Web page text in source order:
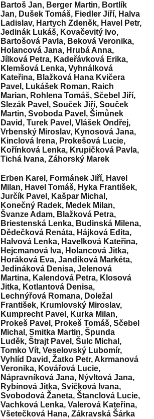
Bartoš Jan, Berger Martin, Bortlík
Jan, Dušek Tomáš, Fiedler Jiří, Halva
Ladislav, Hartych Zdeněk, Havel Petr,
Jedinák Lukáš, Kovačevitý Ivo,
Bartošová Pavla, Beková Veronika,
Holancová Jana, Hrubá Anna,
Jílková Petra, Kadeřávková Erika,
Klemšová Lenka, Vyhnálková
Kateřina, Blažková Hana Kvičera
Pavel, Lukášek Roman, Raich
Marian, Rohlena Tomáš, Sčebel Jiří,
Slezák Pavel, Souček Jiří, Souček
Martin, Svoboda Pavel, Šimůnek
David, Turek Pavel, Vlášek Ondřej,
Vrbenský Miroslav, Kynosová Jana,
Kinclová Irena, Prokešová Lucie,
Kořínková Lenka, Krupičková Pavla,
Tichá Ivana, Záhorský Marek
Erben Karel, Formánek Jiří, Havel
Milan, Havel Tomáš, Hyka František,
Jurčík Pavel, Kašpar Michal,
Konečný Radek, Medek Milan,
Švanze Adam, Blažková Petra,
Briestenská Lenka, Budinská Milena,
Dědečková Renáta, Hájková Edita,
Halvová Lenka, Havelková Kateřina,
Hejcmanová Iva, Holancová Jitka,
Horáková Eva, Jandíková Markéta,
Jedináková Denisa, Jelenová
Martina, Kalendová Petra, Klosová
Jitka, Kotlantová Denisa,
Lechnýřová Romana, Doležal
František, Krumlovský Miroslav,
Kumprecht Pavel, Kurka Milan,
Prokeš Pavel, Prokeš Tomáš, Sčebel
Michal, Smitka Martin, Špunda
Luděk, Štrajt Pavel, Šulc Michal,
Tomko Vít, Veselovský Lubomír,
Vyhlíd David, Žatko Petr, Akrmanová
Veronika, Kovářová Lucie,
Nápravníková Jana, Nývltová Jana,
Rybínová Jitka, Svíčková Ivana,
Svobodová Žaneta, Štanclová Lucie,
Vachková Lenka, Valerová Kateřina,
Všetečková Hana, Zákravská Šárka